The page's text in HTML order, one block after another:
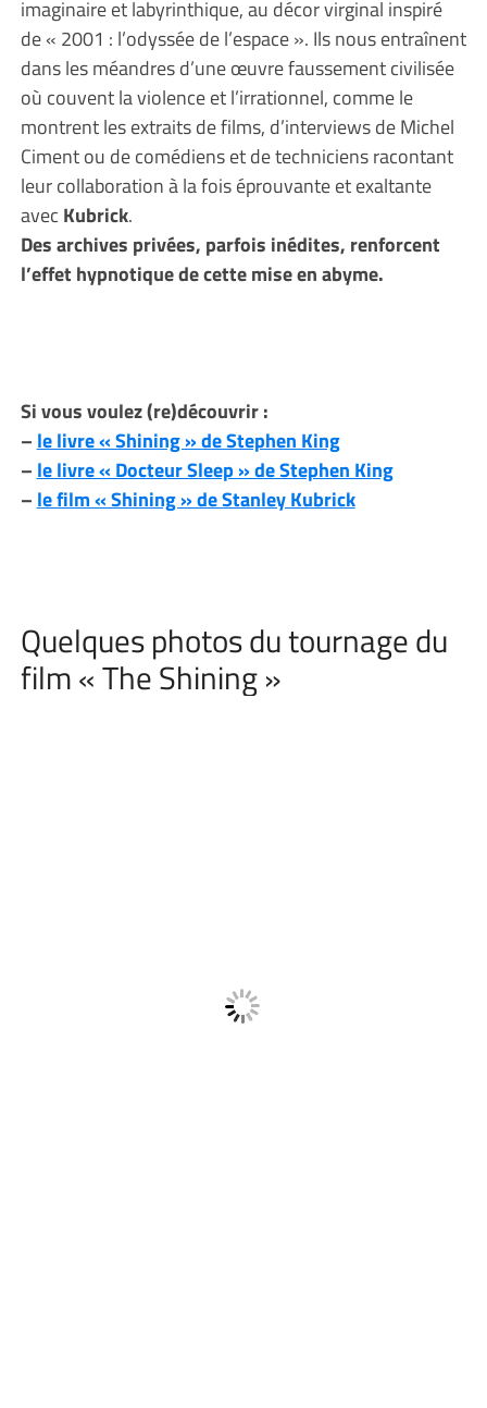
imaginaire et labyrinthique, au décor virginal inspiré
de « 2001 : l’odyssée de l’espace ». Ils nous entraînent
dans les méandres d’une œuvre faussement civilisée
où couvent la violence et l’irrationnel, comme le
montrent les extraits de films, d’interviews de Michel
Ciment ou de comédiens et de techniciens racontant
leur collaboration à la fois éprouvante et exaltante
avec Kubrick.
Des archives privées, parfois inédites, renforcent
l’effet hypnotique de cette mise en abyme.
Si vous voulez (re)découvrir :
– le livre « Shining » de Stephen King
– le livre « Docteur Sleep » de Stephen King
– le film « Shining » de Stanley Kubrick
Quelques photos du tournage du
film « The Shining »